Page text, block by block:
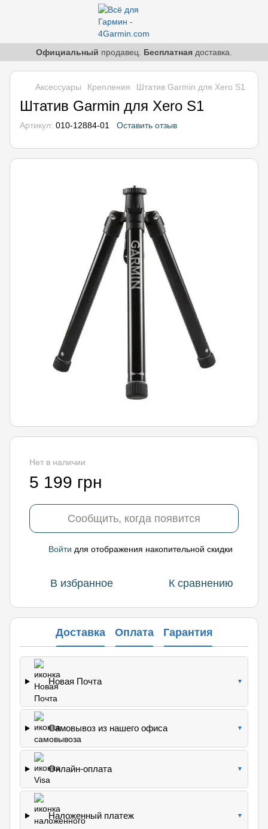
Официальный продавец. Бесплатная доставка.
Аксессуары Крепления Штатив Garmin для Xero S1
Штатив Garmin для Xero S1
Артикул: 010-12884-01 Оставить отзыв
Нет в наличии
5 199 грн
Сообщить, когда появится
Войти для отображения накопительной скидки
В избранное К сравнению
Доставка Оплата Гарантия
Новая Почта ▼
Самовывоз из нашего офиса ▼
Онлайн-оплата ▼
Наложенный платеж ▼